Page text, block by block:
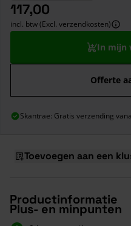
117,00
incl. btw (Excl. verzendkosten)
In mijn
Offerte
Skantrae: Gratis verzending
Toevoegen aan een
Productinformatie
Plus- en minpunten